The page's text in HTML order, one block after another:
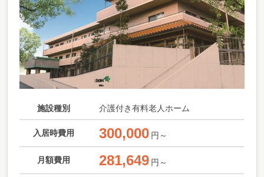
施設種別 介護付き有料老人ホーム
入居時費用 300,000 円～
月額費用 281,649 円～